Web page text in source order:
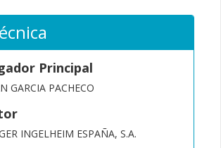
Principal
GARCIA PACHECO
INGELHEIM ESPAÑA, S.A.